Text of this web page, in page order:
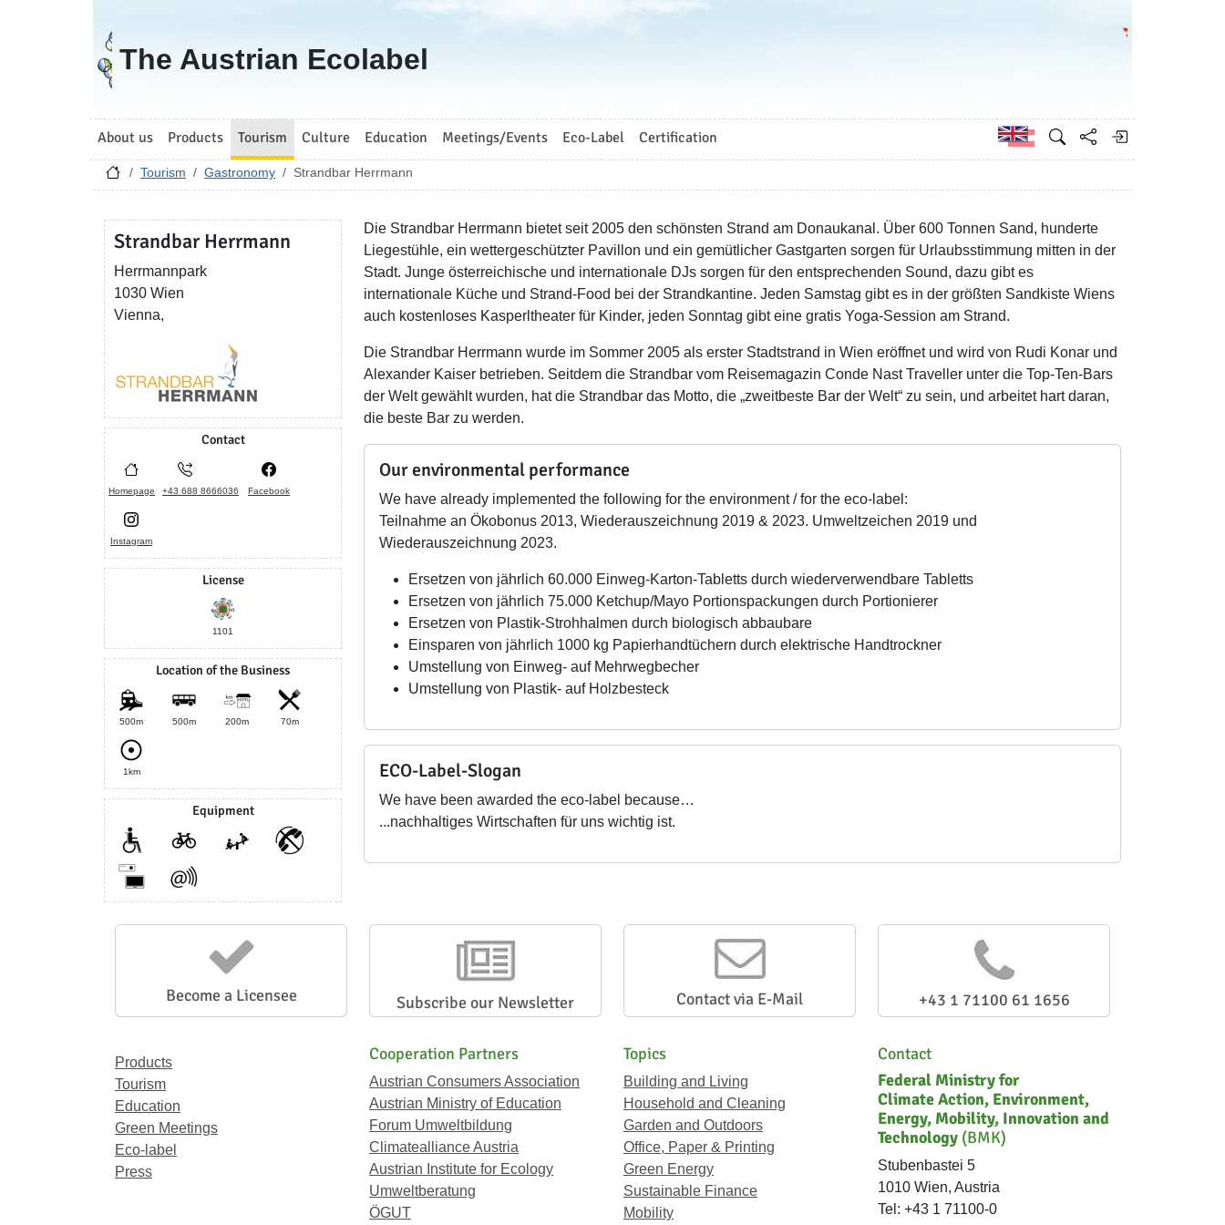
Go to homepage
The Austrian Ecolabel
Go to the
About us Products Tourism Culture Education Meetings/Events Eco-Label Certification German
Tourism Gastronomy Strandbar Herrmann
Strandbar Herrmann
Herrmannpark
1030 Wien
Vienna,
Contact
Homepage +43 688 8666036 Facebook
Instagram
License
1101
Location of the Business
500m 500m 200m 70m
1km
Equipment
Die Strandbar Herrmann bietet seit 2005 den schönsten Strand am Donaukanal. Über 600 Tonnen Sand, hunderte
Liegestühle, ein wettergeschützter Pavillon und ein gemütlicher Gastgarten sorgen für Urlaubsstimmung mitten in der
Stadt. Junge österreichische und internationale DJs sorgen für den entsprechenden Sound, dazu gibt es
internationale Küche und Strand-Food bei der Strandkantine. Jeden Samstag gibt es in der größten Sandkiste Wiens
auch kostenloses Kasperltheater für Kinder, jeden Sonntag gibt eine gratis Yoga-Session am Strand.
Die Strandbar Herrmann wurde im Sommer 2005 als erster Stadtstrand in Wien eröffnet und wird von Rudi Konar und
Alexander Kaiser betrieben. Seitdem die Strandbar vom Reisemagazin Conde Nast Traveller unter die Top-Ten-Bars
der Welt gewählt wurden, hat die Strandbar das Motto, die „zweitbeste Bar der Welt“ zu sein, und arbeitet hart daran,
die beste Bar zu werden.
Our environmental performance
We have already implemented the following for the environment / for the eco-label:
Teilnahme an Ökobonus 2013, Wiederauszeichnung 2019 & 2023. Umweltzeichen 2019 und
Wiederauszeichnung 2023.
Ersetzen von jährlich 60.000 Einweg-Karton-Tabletts durch wiederverwendbare Tabletts
Ersetzen von jährlich 75.000 Ketchup/Mayo Portionspackungen durch Portionierer
Ersetzen von Plastik-Strohhalmen durch biologisch abbaubare
Einsparen von jährlich 1000 kg Papierhandtüchern durch elektrische Handtrockner
Umstellung von Einweg- auf Mehrwegbecher
Umstellung von Plastik- auf Holzbesteck
ECO-Label-Slogan
We have been awarded the eco-label because…
...nachhaltiges Wirtschaften für uns wichtig ist.
Become a Licensee Subscribe our Newsletter Contact via E-Mail +43 1 71100 61 1656
Products
Tourism
Education
Green Meetings
Eco-label
Press
Cooperation Partners
Austrian Consumers Association
Austrian Ministry of Education
Forum Umweltbildung
Climatealliance Austria
Austrian Institute for Ecology
Umweltberatung
ÖGUT
Topics
Building and Living
Household and Cleaning
Garden and Outdoors
Office, Paper & Printing
Green Energy
Sustainable Finance
Mobility
Contact
Federal Ministry for
Climate Action, Environment,
Energy, Mobility, Innovation and
Technology (BMK)
Stubenbastei 5
1010 Wien, Austria
Tel: +43 1 71100-0